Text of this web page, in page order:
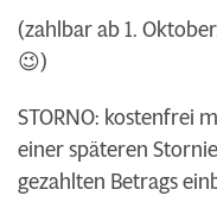
(zahlbar ab 1.
😉)
STORNO: kostenfrei
einer späteren
gezahlten Betrags